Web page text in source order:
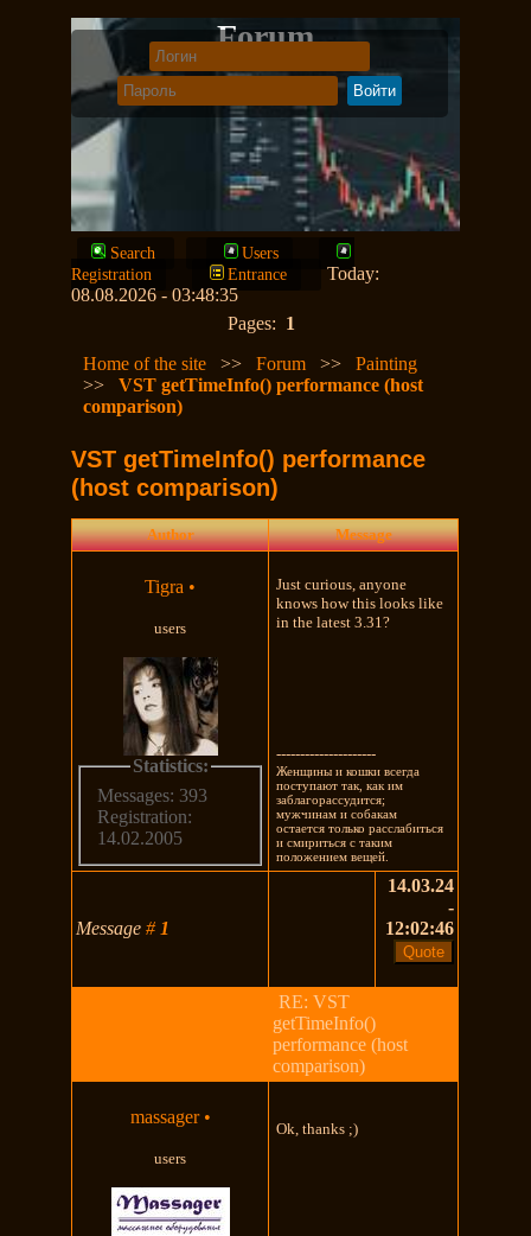
Forum
Search
Users
Registration
Entrance
Today:
08.08.2026 - 03:48:35
Pages: 1
Home of the site
>>Forum >>Painting
>>VST getTimeInfo() performance (host
comparison)
VST getTimeInfo() performance
(host comparison)
Author Message
Tigra •
users
Statistics:
Messages: 393
Registration:
14.02.2005
Just curious, anyone
knows how this looks like
in the latest 3.31?
---------------------
Женщины и кошки всегда
поступают так, как им
заблагорассудится;
мужчинам и собакам
остается только расслабиться
и смириться с таким
положением вещей.
Message# 1
14.03.24
-
12:02:46
RE: VST
getTimeInfo()
performance (host
comparison)
massager •
users
Ok, thanks ;)